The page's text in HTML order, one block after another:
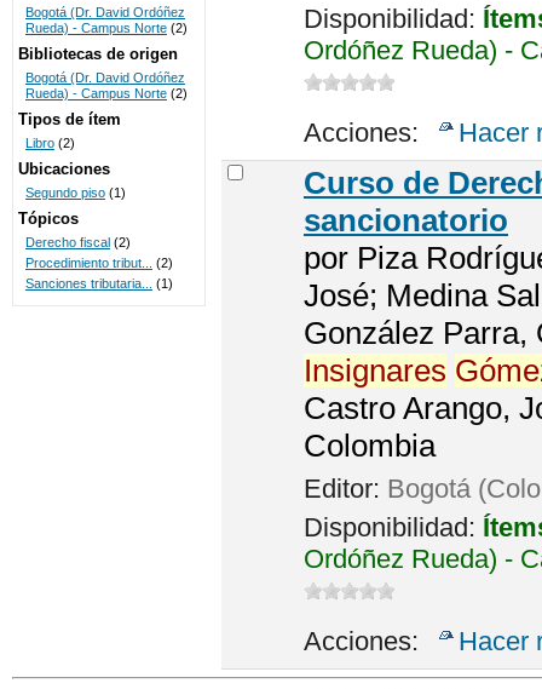
Disponibilidad:
Ordóñez Rueda) -
Acciones: Hacer
Curso de
sancionatorio
por Piza
José; Medina
González Parra,
Insignares
Castro Arango,
Colombia
Editor: Bogotá
Disponibilidad:
Ordóñez Rueda) -
Acciones: Hacer
Bogotá (Dr. David Ordóñez
Rueda) - Campus Norte (2)
Bibliotecas de origen
Bogotá (Dr. David Ordóñez
Rueda) - Campus Norte (2)
Tipos de ítem
Libro (2)
Ubicaciones
Segundo piso (1)
Tópicos
Derecho fiscal (2)
Procedimiento tribut...
(2)
Sanciones tributaria... (1)